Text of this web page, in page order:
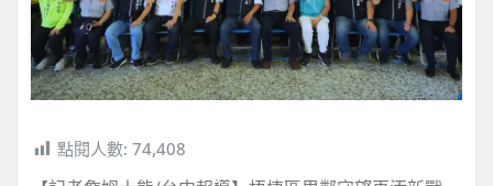
點閱人數: 74,408